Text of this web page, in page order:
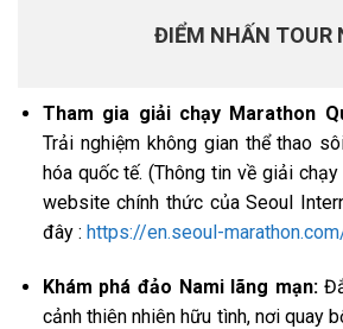
ĐIỂM NHẤN TOUR
Tham gia giải chạy Marathon
Trải nghiệm không gian thể thao
hóa quốc tế. (Thông tin về giải
website chính thức của Seoul
đây : https://en.seoul-
Khám phá đảo Nami lãng mạn:
cảnh thiên nhiên hữu tình, nơi quay